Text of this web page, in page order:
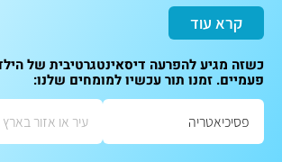
קרא עוד
כשזה מגיע להפרעה דיסאינטגרטיבית של
פעמיים. זמנו תור עכשיו למומחים שלנו: